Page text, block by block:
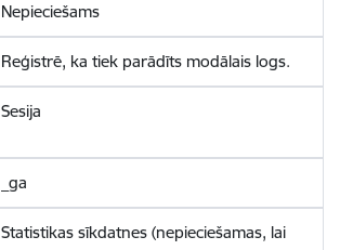
Nepieciešams
Reģistrē, ka tiek parādīts modālais logs.
Sesija
_ga
Statistikas sīkdatnes (nepieciešamas, lai